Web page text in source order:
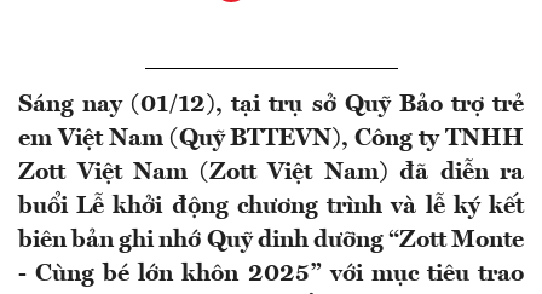
Sáng nay (01/12), tại trụ sở Quỹ Bảo trợ trẻ
em Việt Nam (Quỹ BTTEVN), Công ty TNHH
Zott Việt Nam (Zott Việt Nam) đã diễn ra
buổi Lễ khởi động chương trình và lễ ký kết
biên bản ghi nhớ Quỹ dinh dưỡng “Zott Monte
- Cùng bé lớn khôn 2025” với mục tiêu trao